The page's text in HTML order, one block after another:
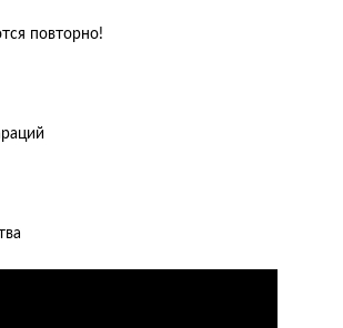
повторно!